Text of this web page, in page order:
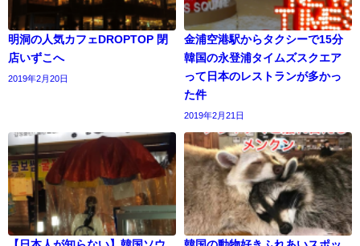
明洞の人気カフェDROPTOP 閉
店いずこへ
2019年2月20日
金浦空港駅からタクシーで15分
韓国の永登浦タイムズスクエア
って日本のレストランが多かっ
た件
2019年2月21日